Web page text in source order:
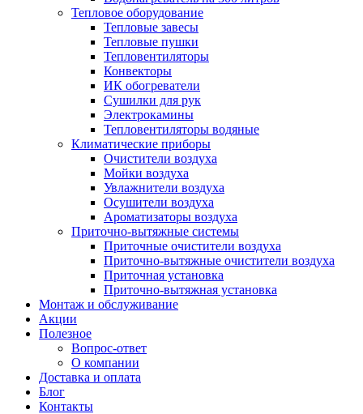
Тепловое оборудование
Тепловые завесы
Тепловые пушки
Тепловентиляторы
Конвекторы
ИК обогреватели
Сушилки для рук
Электрокамины
Тепловентиляторы водяные
Климатические приборы
Очистители воздуха
Мойки воздуха
Увлажнители воздуха
Осушители воздуха
Ароматизаторы воздуха
Приточно-вытяжные системы
Приточные очистители воздуха
Приточно-вытяжные очистители воздуха
Приточная установка
Приточно-вытяжная установка
Монтаж и обслуживание
Акции
Полезное
Вопрос-ответ
О компании
Доставка и оплата
Блог
Контакты